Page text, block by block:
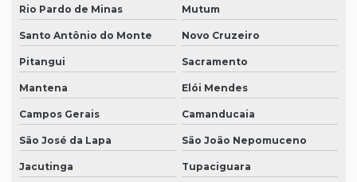
Rio Pardo de Minas Mutum
Santo Antônio do Monte Novo Cruzeiro
Pitangui Sacramento
Mantena Elói Mendes
Campos Gerais Camanducaia
São José da Lapa São João Nepomuceno
Jacutinga Tupaciguara